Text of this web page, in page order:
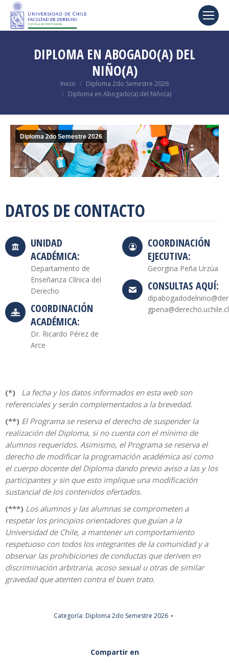
DIPLOMA EN ABOGADO(A) DEL
NIÑO(A)
Inicio
Diploma 2do Semestre 2026
Diploma en Abogado(a) del Niño(a)
Diploma 2do Semestre 2026
DATOS DE CONTACTO
UNIDAD
ACADÉMICA:
Departamento de
Enseñanza Clínica del
Derecho
COORDINACIÓN
ACADÉMICA:
Dr. Ricardo Pérez de
Arce
COORDINACIÓN
EJECUTIVA:
Georgina Peña Urzúa
CONSULTAS AQUÍ:
gpena@derecho.uchile.cl
(*)
La fecha y los datos informados en esta web son
referenciales y serán complementados a la brevedad.
(**) El Programa se reserva el derecho de suspender la
realización del Diploma, si no cuenta con el mínimo de
alumnos requeridos. Asimismo, el Programa se reserva el
derecho de modificar la programación académica así como
el cuerpo docente del Diploma dando previo aviso a las y los
participantes y sin que esto implique una modificación
sustancial de los contenidos ofertados.
(***) Los alumnos y las alumnas se comprometen a
respetar los principios orientadores que guían a la
Universidad de Chile, a mantener un comportamiento
respetuoso con todos los integrantes de la comunidad y a
observar las prohibiciones de conductas que deriven en
discriminación arbitraria, acoso sexual u otras de similar
gravedad que atenten contra el buen trato.
Categoría: Diploma 2do Semestre 2026
Compartir en